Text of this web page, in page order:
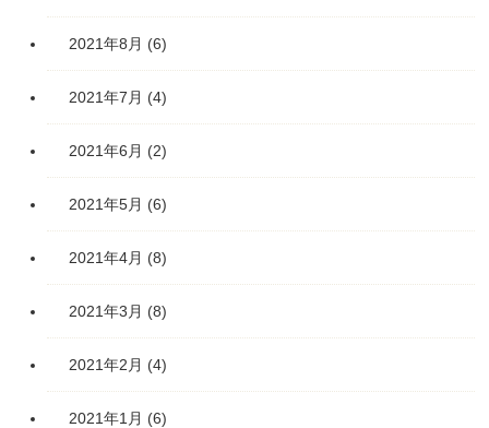
2021年8月 (6)
2021年7月 (4)
2021年6月 (2)
2021年5月 (6)
2021年4月 (8)
2021年3月 (8)
2021年2月 (4)
2021年1月 (6)